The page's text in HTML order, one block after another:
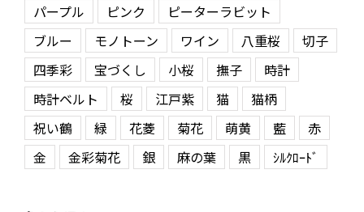
パープル
ピンク
ピーターラビット
ブルー
モノトーン ワイン 八重桜
切子
四季彩
宝づくし 小桜 撫子
時計
時計ベルト
桜 江戸紫 猫
猫柄
祝い鶴
緑 花菱 菊花 萌黄 藍
赤
金
金彩菊花 銀 麻の葉 黒 ｼﾙｸﾛｰﾄﾞ